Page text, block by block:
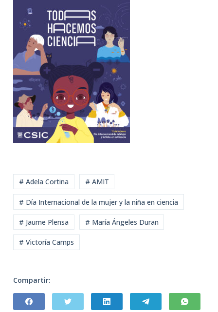
# Adela Cortina # AMIT
# Día Internacional de la mujer y la niña en ciencia
# Jaume Plensa # María Ángeles Duran
# Victoría Camps
Compartir: